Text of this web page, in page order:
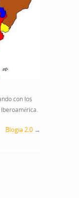
con los
Blogia 2.0 →